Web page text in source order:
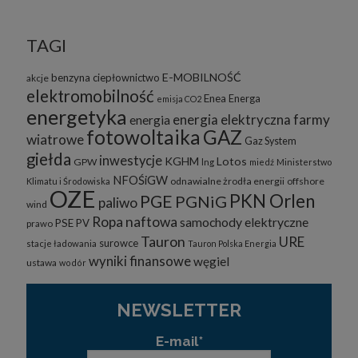
TAGI
akcje benzyna ciepłownictwo E-MOBILNOŚĆ
elektromobilność emisja CO2 Enea Energa
energetyka energia energia elektrycznafarmy
wiatrowefotowoltaika GAZ Gaz System
giełda GPW inwestycje KGHM lng Lotos miedź Ministerstwo
Klimatu i Środowiska NFOŚiGW odnawialne żrodła energii offshore
wind OZE paliwo PGE PGNiG PKN Orlen
prawo PSE PV Ropa naftowa samochody elektryczne
stacje ładowania surowce Tauron Tauron Polska Energia URE
ustawa wodór wyniki finansowewęgiel
NEWSLETTER
E-mail*
zapamiętywania preferencji użytkownika podczas korzystania ze
strony.
4. Wykaz wykorzystywanych plików cookies
W ramach naszego serwisu korzystany z następujących plików
cookies:
a) niezbędne
b) analityczne” /„wydajnościowe
c) funkcjonalne
5. Wyłączenie plików cookies
Większość przeglądarek internetowych jest ustawiona na
automatyczne przyjmowanie plików cookies. Powyższe ustawienia
można zmienić i zablokować cookies w całości lub w części.
Chrome, Firefox, Safari
Pamiętaj, że zmiana ustawienia plików cookies i podobnych
technologii może wpłynąć na sposób funkcjonowania naszego